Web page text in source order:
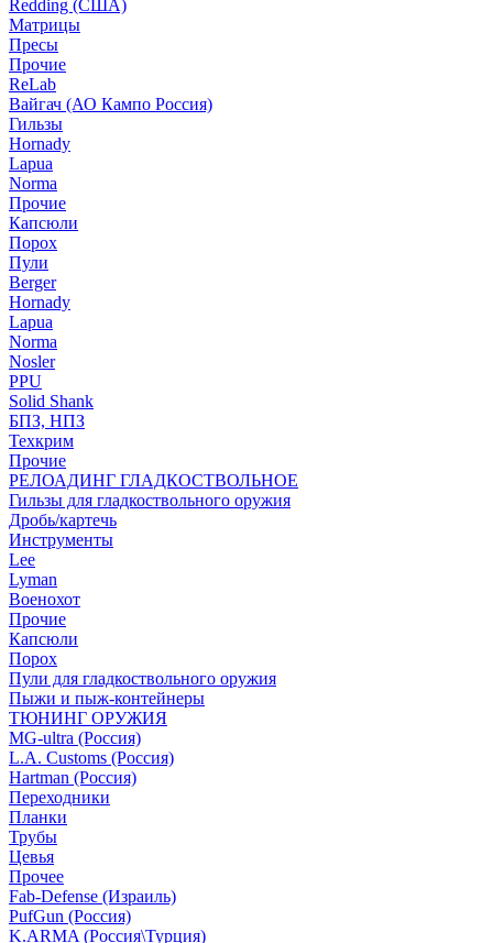
Redding (США)
Матрицы
Пресы
Прочие
ReLab
Вайгач (АО Кампо Россия)
Гильзы
Hornady
Lapua
Norma
Прочие
Капсюли
Порох
Пули
Berger
Hornady
Lapua
Norma
Nosler
PPU
Solid Shank
БПЗ, НПЗ
Техкрим
Прочие
РЕЛОАДИНГ ГЛАДКОСТВОЛЬНОЕ
Гильзы для гладкоствольного оружия
Дробь/картечь
Инструменты
Lee
Lyman
Военохот
Прочие
Капсюли
Порох
Пули для гладкоствольного оружия
Пыжи и пыж-контейнеры
ТЮНИНГ ОРУЖИЯ
MG-ultra (Россия)
L.A. Customs (Россия)
Hartman (Россия)
Переходники
Планки
Трубы
Цевья
Прочее
Fab-Defense (Израиль)
PufGun (Россия)
K.ARMA (Россия\Турция)